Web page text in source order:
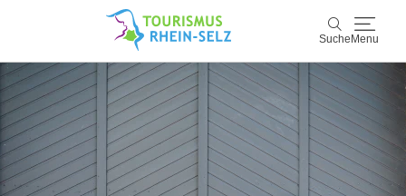
Suche Menu
Rhein-Selz
Entdecken & Erleben